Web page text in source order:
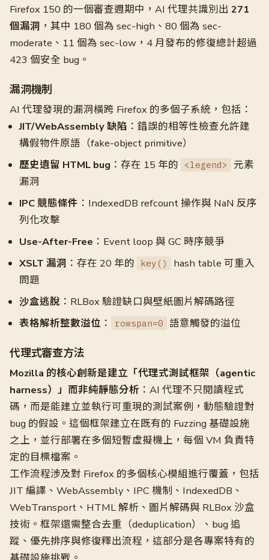
Firefox 150 的一個審查週期中，AI 代理共識別出 271
個漏洞 ，其中 180 個為 sec-high、80 個為 sec-
moderate、11 個為 sec-low，4 月發布的修復總計超過
423 個安全 bug。
漏洞機制
AI 代理發現的漏洞橫跨 Firefox 的多個子系統，包括：
JIT/WebAssembly 缺陷 ：錯誤的相等性檢查允許建
構假物件原語（fake-object primitive）
歷史遺留 HTML bug ：存在 15 年的 <legend>
元素
漏洞
IPC 競態條件 ：IndexedDB refcount 操作與 NaN 反序
列化攻擊
Use-After-Free ：Event loop 與 GC 時序競爭
XSLT 漏洞 ：存在 20 年的 key()
hash table 可重入
問題
沙盒逃脫 ：RLBox 驗證缺口與壁紙圖片解碼路徑
表格解析整數溢位 ： rowspan=0 語意觸發的溢位
代理式審查方法
Mozilla 的核心創新是建立「代理式測試框架（agentic
harness）」而非純靜態分析 ：AI 代理不只閱讀程式
碼，而是能建立並執行可重現的測試案例，動態驗證對
bug 的假設。這個框架建立在既有的 Fuzzing 基礎設施
之上，並行部署在多個短暫虛擬機上，每個 VM 負責特
定的目標檔案。
工作流程涉及對 Firefox 的多個核心模組進行覆蓋，包括
JIT 編譯、WebAssembly、IPC 機制、IndexedDB、
WebTransport、HTML 解析、圖片解碼與 RLBox 沙盒
技術。框架還需整合去重（deduplication）、bug 追
蹤、優先排序與修復釋出流程，這部分是各專案特有的